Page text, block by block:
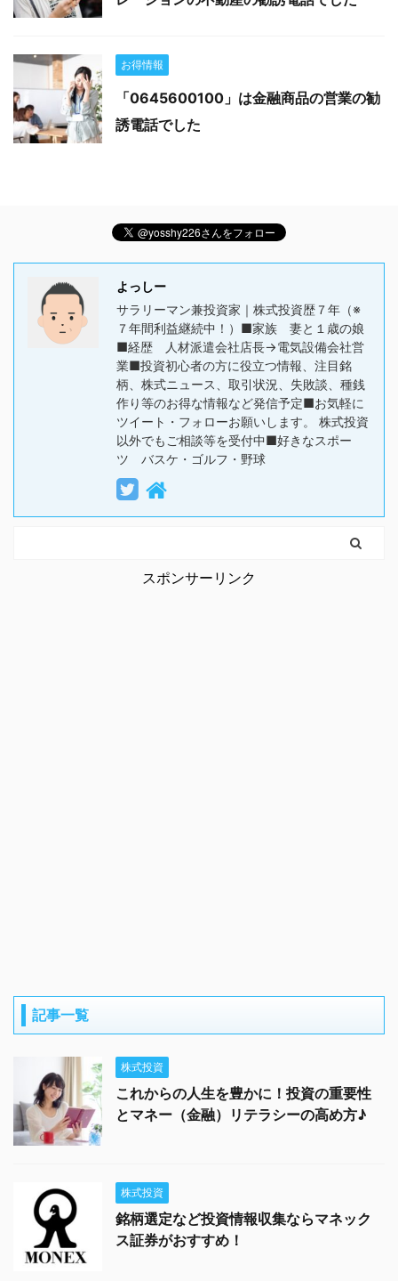
お得情報
「0645600100」は金融商品の営業の勧
誘電話でした
よっしー
サラリーマン兼投資家｜株式投資歴７年（※
７年間利益継続中！）■家族 妻と１歳の娘
■経歴 人材派遣会社店長→電気設備会社営
業■投資初心者の方に役立つ情報、注目銘
柄、株式ニュース、取引状況、失敗談、種銭
作り等のお得な情報など発信予定■お気軽に
ツイート・フォローお願いします。 株式投資
以外でもご相談等を受付中■好きなスポー
ツ バスケ・ゴルフ・野球
スポンサーリンク
記事一覧
株式投資
これからの人生を豊かに！投資の重要性
とマネー（金融）リテラシーの高め方♪
株式投資
銘柄選定など投資情報収集ならマネック
ス証券がおすすめ！